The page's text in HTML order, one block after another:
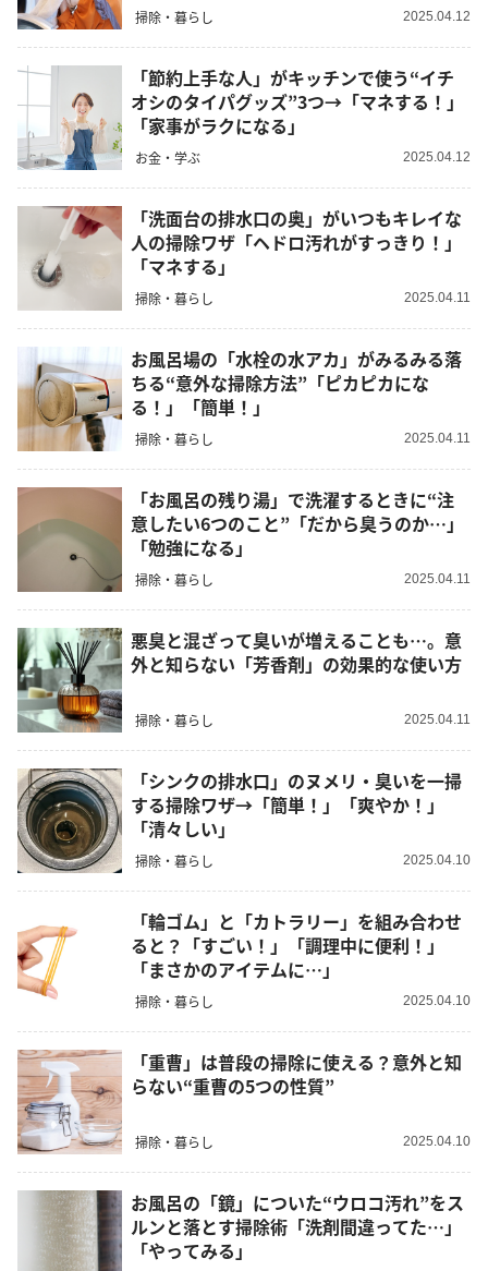
掃除・暮らし 2025.04.12
「節約上手な人」がキッチンで使う“イチ
オシのタイパグッズ”3つ→「マネする！」
「家事がラクになる」
お金・学ぶ 2025.04.12
「洗面台の排水口の奥」がいつもキレイな
人の掃除ワザ「ヘドロ汚れがすっきり！」
「マネする」
掃除・暮らし 2025.04.11
お風呂場の「水栓の水アカ」がみるみる落
ちる“意外な掃除方法”「ピカピカにな
る！」「簡単！」
掃除・暮らし 2025.04.11
「お風呂の残り湯」で洗濯するときに“注
意したい6つのこと”「だから臭うのか…」
「勉強になる」
掃除・暮らし 2025.04.11
悪臭と混ざって臭いが増えることも…。意
外と知らない「芳香剤」の効果的な使い方
掃除・暮らし 2025.04.11
「シンクの排水口」のヌメリ・臭いを一掃
する掃除ワザ→「簡単！」「爽やか！」
「清々しい」
掃除・暮らし 2025.04.10
「輪ゴム」と「カトラリー」を組み合わせ
ると？「すごい！」「調理中に便利！」
「まさかのアイテムに…」
掃除・暮らし 2025.04.10
「重曹」は普段の掃除に使える？意外と知
らない“重曹の5つの性質”
掃除・暮らし 2025.04.10
お風呂の「鏡」についた“ウロコ汚れ”をス
ルンと落とす掃除術「洗剤間違ってた…」
「やってみる」